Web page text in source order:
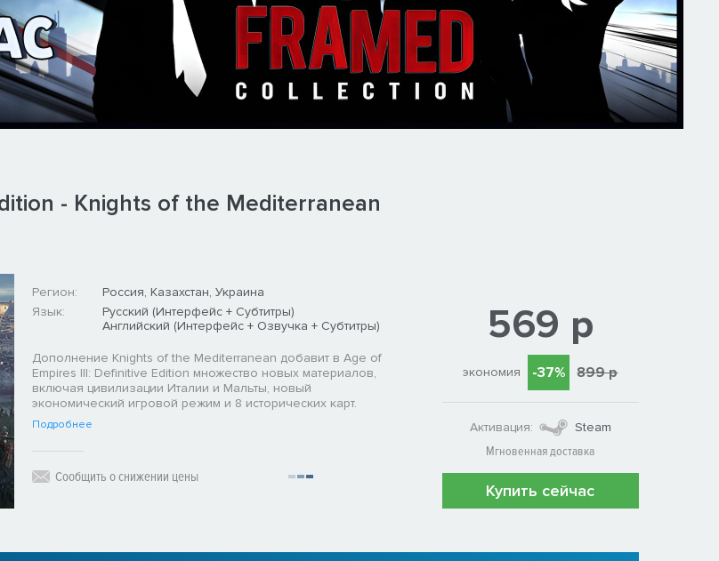
- Knights of the Mediterranean
Регион:
Россия, Казахстан, Украина
Язык:
Русский (Интерфейс + Субтитры)
Английский (Интерфейс + Озвучка + Субтитры)
Дополнение Knights of the Mediterranean добавит в Age of
Empires III: Definitive Edition множество новых материалов,
включая цивилизации Италии и Мальты, новый
экономический игровой режим и 8 исторических карт.
Подробнее
Сообщить о снижении цены
569 р
экономия -37% 899 р
Активация:
Steam
Мгновенная доставка
Купить сейчас